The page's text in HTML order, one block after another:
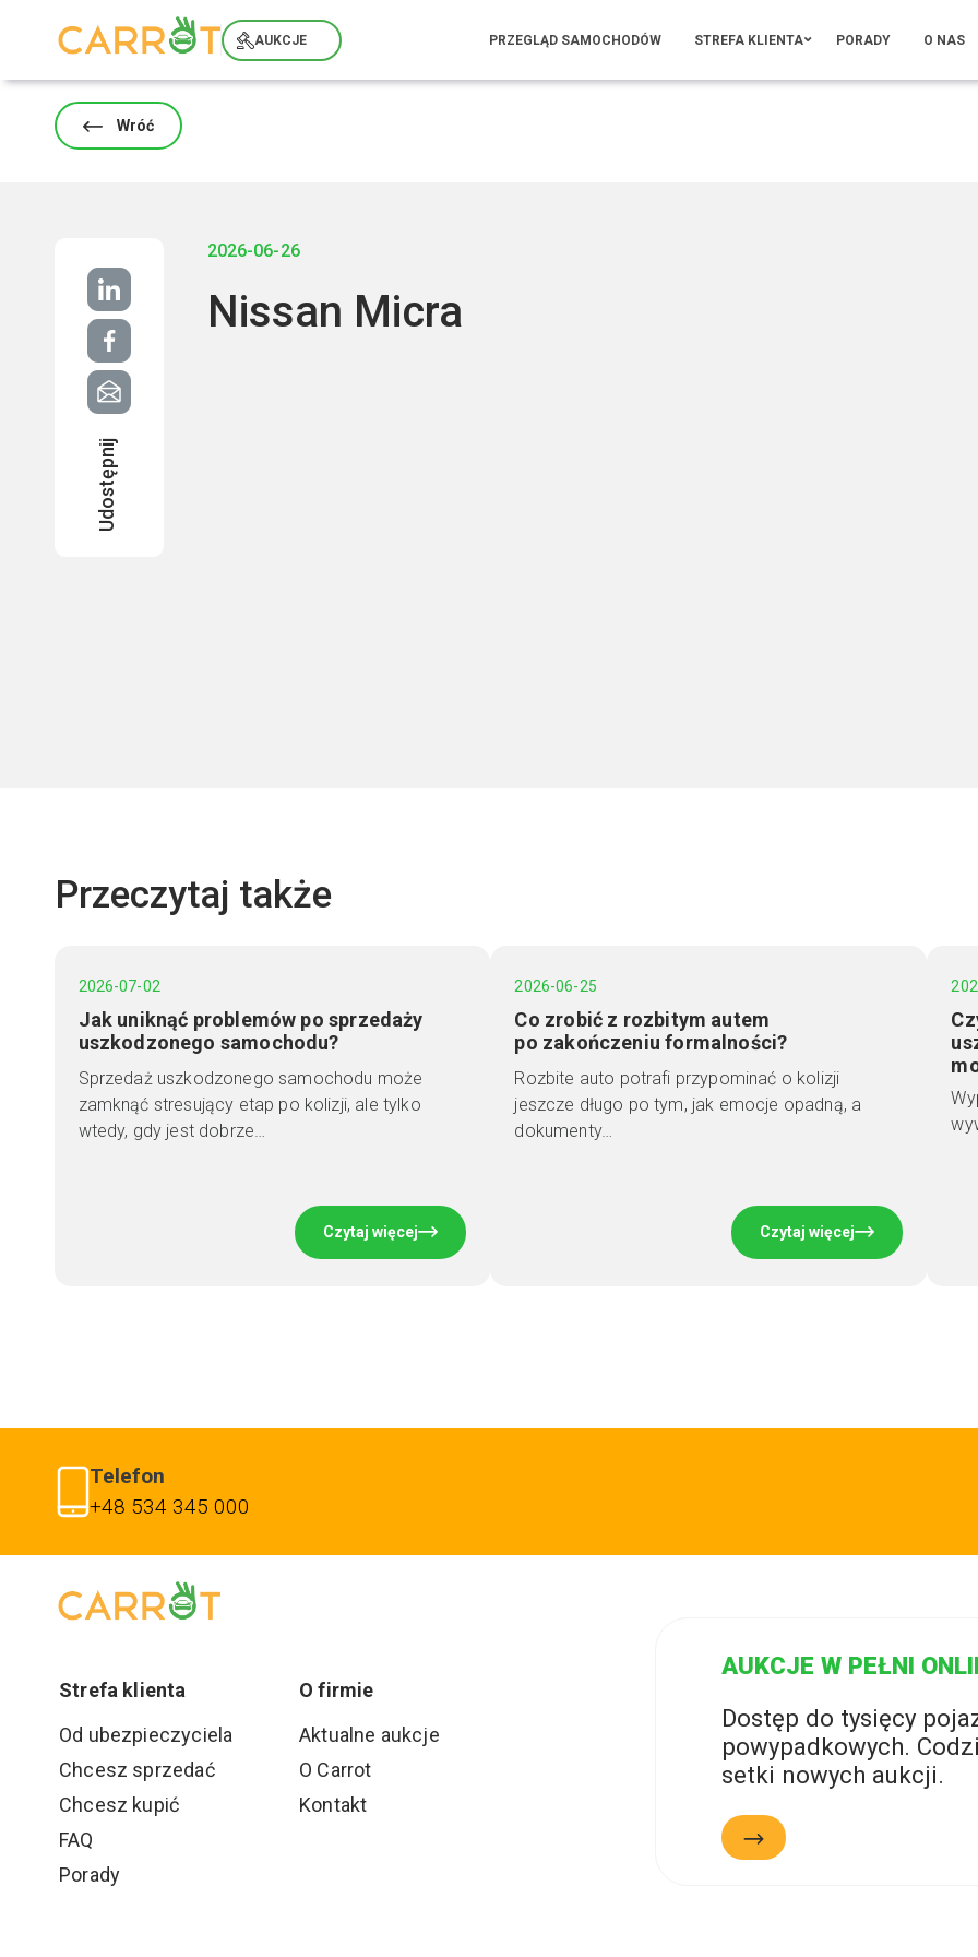
AUKCJE PRZEGLĄD SAMOCHODÓW STREFA KLIENTA PORADY O NAS
Wróć
2026-06-26
Nissan Micra
Przeczytaj także
2026-07-02
Jak uniknąć problemów po sprzedaży
uszkodzonego samochodu?
Sprzedaż uszkodzonego samochodu może
zamknąć stresujący etap po kolizji, ale tylko
wtedy, gdy jest dobrze…
Czytaj więcej
2026-06-25
Co zrobić z rozbitym autem
po zakończeniu formalności?
Rozbite auto potrafi przypominać o kolizji
jeszcze długo po tym, jak emocje opadną, a
dokumenty…
Czytaj więcej
Telefon
+48 534 345 000
Strefa klienta
O firmie
Od ubezpieczyciela
Chcesz sprzedać
Chcesz kupić
FAQ
Porady
Aktualne aukcje
O Carrot
Kontakt
AUKCJE W PEŁNI
Dostęp do tysięcy
powypadkowych.
setki nowych aukcji.